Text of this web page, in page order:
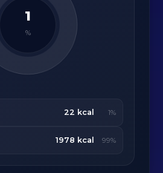
1
%
22 kcal 1%
1978 kcal 99%